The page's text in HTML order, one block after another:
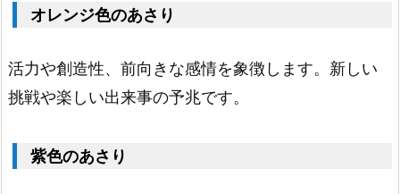
の
さ
り
9.
オレンジ色のあさり
活力や創造性、前向きな感情を象徴します。新しい
挑戦や楽しい出来事の予兆です。
紫色のあさり